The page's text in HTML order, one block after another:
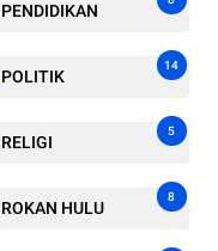
PENDIDIKAN
POLITIK
14
RELIGI
5
ROKAN HULU
8